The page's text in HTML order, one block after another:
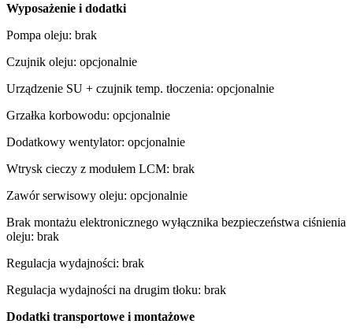
Wyposażenie i dodatki
Pompa oleju: brak
Czujnik oleju: opcjonalnie
Urządzenie SU + czujnik temp. tłoczenia: opcjonalnie
Grzałka korbowodu: opcjonalnie
Dodatkowy wentylator: opcjonalnie
Wtrysk cieczy z modułem LCM: brak
Zawór serwisowy oleju: opcjonalnie
Brak montażu elektronicznego wyłącznika bezpieczeństwa ciśnienia
oleju: brak
Regulacja wydajności: brak
Regulacja wydajności na drugim tłoku: brak
Dodatki transportowe i montażowe